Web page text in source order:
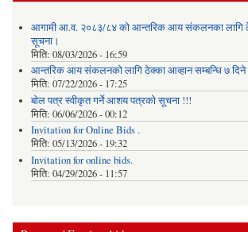
आगामी आ.व. २०८३/८४ को आन्तरिक आय संकलनका लागि
सूचना।
मिति: 08/03/2026 - 16:59
आन्तरिक आय संकलनको लागि ठेक्‍का आव्हान सम्बन्धि ७
मिति: 07/22/2026 - 17:25
बोल पत्र स्वीकृत गर्ने आशय पत्रको सूचना !!!
मिति: 06/06/2026 - 00:12
Invitation for Online Bids .
मिति: 05/13/2026 - 19:32
Invitation for online bids.
मिति: 04/29/2026 - 11:57